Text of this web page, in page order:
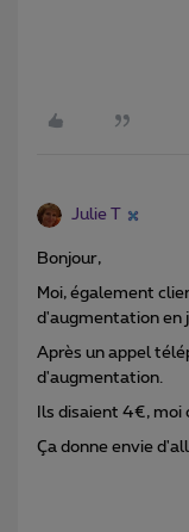
Julie T
Bonjour,
Moi, également
d'augmentation en
Après un appel
d'augmentation.
Ils disaient 4€,
Ça donne envie